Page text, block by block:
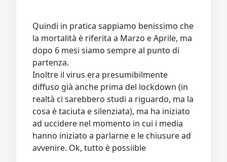
Quindi in pratica sappiamo benissimo che
la mortalità è riferita a Marzo e Aprile, ma
dopo 6 mesi siamo sempre al punto di
partenza.
Inoltre il virus era presumibilmente
diffuso già anche prima del lockdown (in
realtà ci sarebbero studi a riguardo, ma la
cosa è taciuta e silenziata), ma ha iniziato
ad uccidere nel momento in cui i media
hanno iniziato a parlarne e le chiusure ad
avvenire. Ok, tutto è possiible